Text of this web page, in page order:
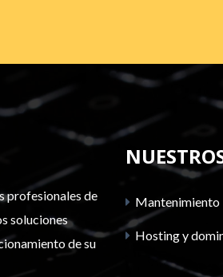
profesionales de
soluciones
de su
Mantenimiento
Hosting y